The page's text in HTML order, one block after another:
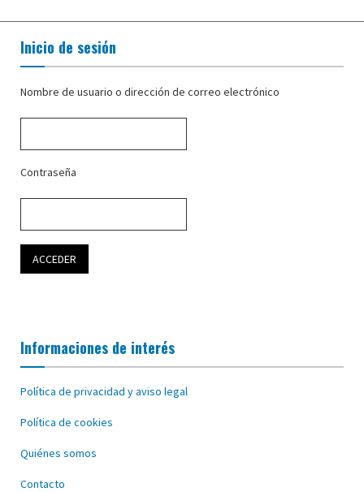
Inicio de sesión
Nombre de usuario o dirección de correo electrónico
Contraseña
Informaciones de interés
Política de privacidad y aviso legal
Política de cookies
Quiénes somos
Contacto